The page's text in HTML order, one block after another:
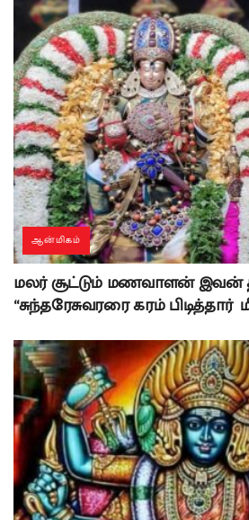
ஆன்மிகம்
மலர் சூட்டும் மணவாளன் இவன்
“சுந்தரேசுவரரை கரம்